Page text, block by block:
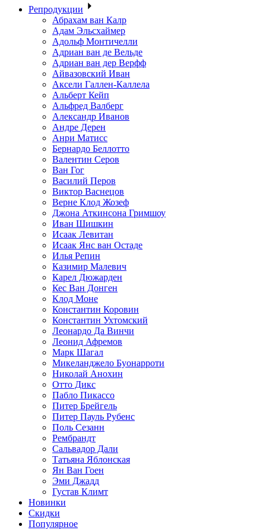
Репродукции
Абрахам ван Калр
Адам Эльсхаймер
Адольф Монтичелли
Адриан ван де Вельде
Адриан ван дер Верфф
Айвазовский Иван
Аксели Галлен-Каллела
Альберт Кейп
Альфред Валберг
Александр Иванов
Андре Дерен
Анри Матисс
Бернардо Беллотто
Валентин Серов
Ван Гог
Василий Перов
Виктор Васнецов
Верне Клод Жозеф
Джона Аткинсона Гримшоу
Иван Шишкин
Исаак Левитан
Исаак Янс ван Остаде
Илья Репин
Казимир Малевич
Карел Дюжарден
Кес Ван Донген
Клод Моне
Константин Коровин
Константин Ухтомский
Леонардо Да Винчи
Леонид Афремов
Марк Шагал
Микеланджело Буонарроти
Николай Анохин
Отто Дикс
Пабло Пикассо
Питер Брейгель
Питер Пауль Рубенс
Поль Сезанн
Рембрандт
Сальвадор Дали
Татьяна Яблонская
Ян Ван Гоен
Эми Джадд
Густав Климт
Новинки
Скидки
Популярное